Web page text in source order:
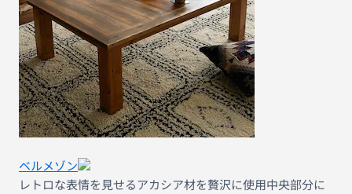
ベルメゾン
レトロな表情を見せるアカシア材を贅沢に使用中央部分に